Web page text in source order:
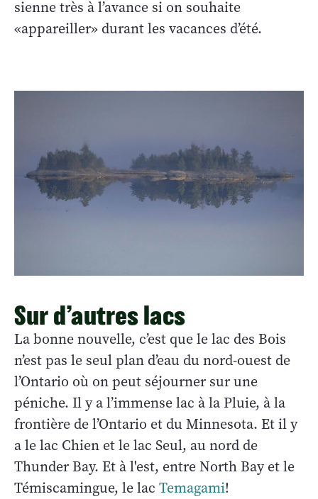
sienne très à l’avance si on souhaite
«appareiller» durant les vacances d’été.
Sur d’autres lacs
La bonne nouvelle, c’est que le lac des Bois
n’est pas le seul plan d’eau du nord-ouest de
l’Ontario où on peut séjourner sur une
péniche. Il y a l’immense lac à la Pluie, à la
frontière de l’Ontario et du Minnesota. Et il y
a le lac Chien et le lac Seul, au nord de
Thunder Bay. Et à l'est, entre North Bay et le
Témiscamingue, le lac Temagami!